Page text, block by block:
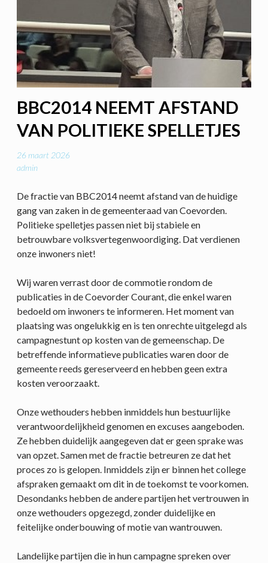
BBC2014 NEEMT AFSTAND
VAN POLITIEKE SPELLETJES
26 maart 2026
admin
De fractie van BBC2014 neemt afstand van de huidige
gang van zaken in de gemeenteraad van Coevorden.
Politieke spelletjes passen niet bij stabiele en
betrouwbare volksvertegenwoordiging. Dat verdienen
onze inwoners niet!
Wij waren verrast door de commotie rondom de
publicaties in de Coevorder Courant, die enkel waren
bedoeld om inwoners te informeren. Het moment van
plaatsing was ongelukkig en is ten onrechte uitgelegd als
campagnestunt op kosten van de gemeenschap. De
betreffende informatieve publicaties waren door de
gemeente reeds gereserveerd en hebben geen extra
kosten veroorzaakt.
Onze wethouders hebben inmiddels hun bestuurlijke
verantwoordelijkheid genomen en excuses aangeboden.
Ze hebben duidelijk aangegeven dat er geen sprake was
van opzet. Samen met de fractie betreuren ze dat het
proces zo is gelopen. Inmiddels zijn er binnen het college
afspraken gemaakt om dit in de toekomst te voorkomen.
Desondanks hebben de andere partijen het vertrouwen in
onze wethouders opgezegd, zonder duidelijke en
feitelijke onderbouwing of motie van wantrouwen.
Landelijke partijen die in hun campagne spreken over